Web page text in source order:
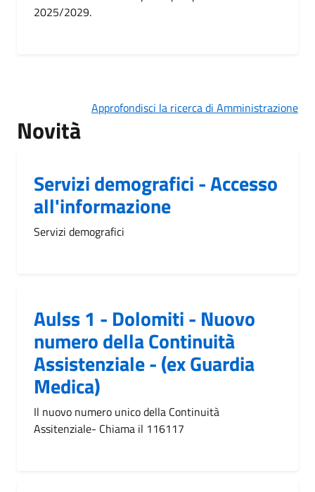
2025/2029.
Approfondisci la ricerca di Amministrazione
Novità
Servizi demografici - Accesso
all'informazione
Servizi demografici
Aulss 1 - Dolomiti - Nuovo
numero della Continuità
Assistenziale - (ex Guardia
Medica)
Il nuovo numero unico della Continuità
Assitenziale- Chiama il 116117